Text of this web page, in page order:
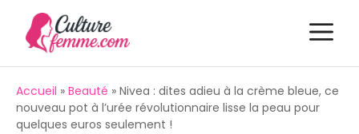
contenu
Accueil » Beauté » Nivea : dites adieu à la crème bleue, ce
nouveau pot à l’urée révolutionnaire lisse la peau pour
quelques euros seulement !